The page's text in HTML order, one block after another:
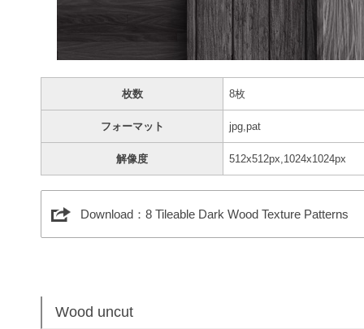
枚数 8枚
フォーマット jpg,pat
解像度 512x512px,1024x1024px
Download：8 Tileable Dark Wood Texture Patterns
Wood uncut